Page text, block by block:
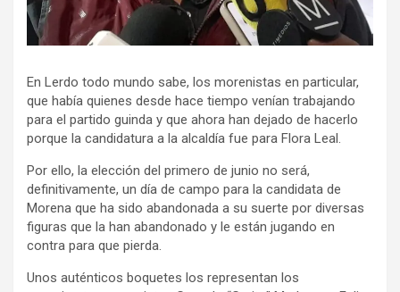
En Lerdo todo mundo sabe, los morenistas en particular,
que había quienes desde hace tiempo venían trabajando
para el partido guinda y que ahora han dejado de hacerlo
porque la candidatura a la alcaldía fue para Flora Leal.
Por ello, la elección del primero de junio no será,
definitivamente, un día de campo para la candidata de
Morena que ha sido abandonada a su suerte por diversas
figuras que la han abandonado y le están jugando en
contra para que pierda.
Unos auténticos boquetes los representan los